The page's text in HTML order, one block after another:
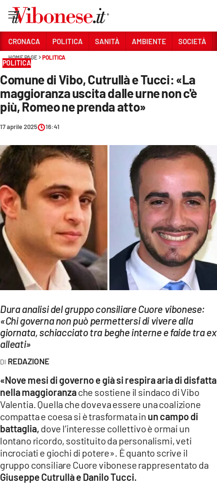
Sezioni
CRONACA
POLITICA
SOCIETÀ
CULTURA
ECONOMIA E LAVORO
EVENTI
SPORT
Streaming
LAC TV
LAC NETWORK
LAC ONAIR
LaC
Network
LACPLAY.IT
LACTV.IT
LACONAIR.IT
LACITYMAG.IT
ILREGGINO.IT
CRONACA POLITICA SANITÀ AMBIENTE SOCIETÀ
HOME PAGE POLITICA
POLITICA
Comune di Vibo, Cutrullà e Tucci: «La
maggioranza uscita dalle urne non c'è
più, Romeo ne prenda atto»
17 aprile 2025 16:41
Dura analisi del gruppo consiliare Cuore vibonese:
«Chi governa non può permettersi di vivere alla
giornata, schiacciato tra beghe interne e faide tra ex
alleati»
REDAZIONE
«Nove mesi di governo e già si respira aria di disfatta
nella maggioranzache sostiene il sindaco di Vibo
Valentia. Quella che doveva essere una coalizione
compatta e coesa si è trasformata in un campo di
battaglia, dove l’interesse collettivo è ormai un
lontano ricordo, sostituito da personalismi, veti
incrociati e giochi di potere». È quanto scrive il
gruppo consiliare Cuore vibonese rappresentato da
Giuseppe Cutrullà e Danilo Tucci.